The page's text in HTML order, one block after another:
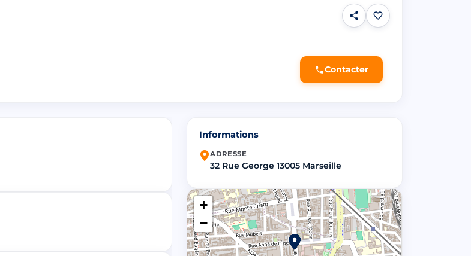
Contacter
Informations
ADRESSE
32 Rue George 13005 Marseille
+
−